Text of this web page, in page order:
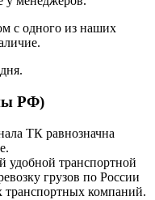
с одного из наших
РФ)
ТК равнозначна
транспортной
грузов по России
транспортных компаний.